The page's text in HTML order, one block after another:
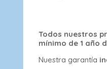
Todos nuestros
mínimo de 1 año
Nuestra garantía